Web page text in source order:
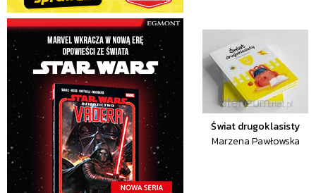
Świat drugoklasisty
Marzena Pawłowska